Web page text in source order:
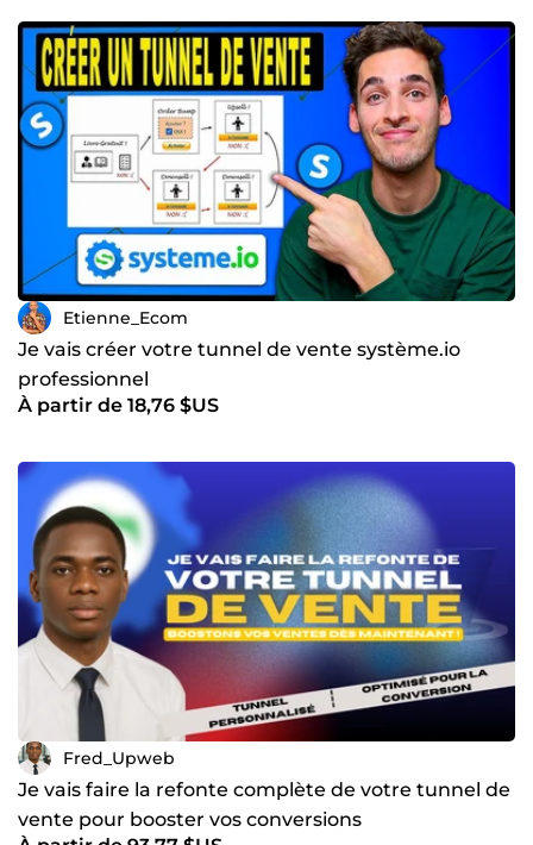
Etienne_Ecom
Je vais créer votre tunnel de vente système.io
professionnel
À partir de 18,76 $US
Fred_Upweb
Je vais faire la refonte complète de votre tunnel de
vente pour booster vos conversions